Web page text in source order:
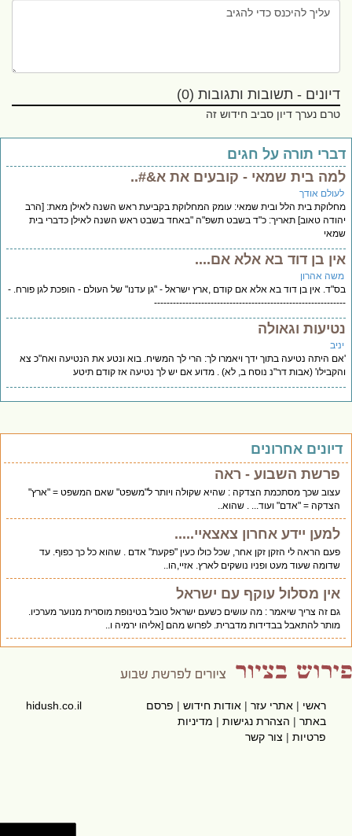
דיונים - תשובות ותגובות (0)
טרם נערך דיון סביב חידוש זה
תורה על חגים
בית שמאי - קובעים את א&#..
אודך
בית הלל ובית שמאי: עומק המחלוקת בקביעת ראש השנה לאילן מאת: [הרב
טאוב] תאריך: כ"ד בשבט תשפ"ה "באחד בשבט ראש השנה לאילן כדברי בית
בן דוד בא אלא אם....
אהרון
אין בן דוד בא אלא אם קודם ,ארץ ישראל - "גן עדנו" של העולם - הופכת לגן פורח. -
וגאולה
היתה נטיעה בתוך ידך ויאמרו לך: הרי לך המשיח. בוא ונטע את הנטיעה ואח"כ צא
(אבות דר"נ נוסח ב, לא) . מדוע אם יש לך נטיעה אז קודם תיטע
אחרונים
פרשת השבוע - ראה
עצוב שכך מסתכמת הצדקה : שהיא שקולה ויותר ל"משפט" שאם המשפט = "ארץ"
הצדקה = "אדם" ועוד... . שהוא..
למען יידע אחרון צאצאיי.....
פעם הראה לי הזקן זקן אחר, שכל כולו כעין "פקעת" אדם . שהוא כל כך כפוף. עד
שדומה שעוד מעט ופניו נושקים לארץ. אזיי,הו..
אין מסלול עוקף עם ישראל
גם זה צריך שיאמר : מה עושים כשעם ישראל טובל בטינופת מוסרית מנוער מערכיו.
מותר להתאבל בבדידות מדברית. לפרוש מהם [אליהו ירמיה ו..
ראשי|אתרי עזר|אודות חידוש|פרסם
באתר|הצהרת נגישות|מדיניות
פרטיות|צור קשר
hidush.co.il